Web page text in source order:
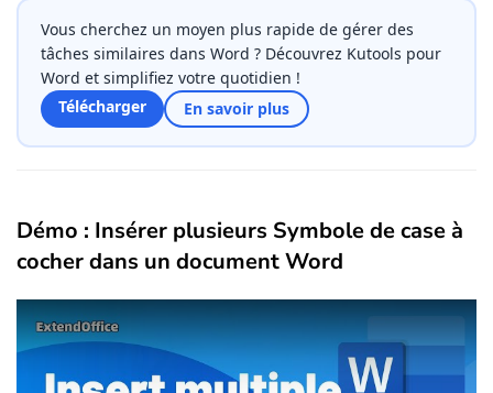
Vous cherchez un moyen plus rapide de gérer des
tâches similaires dans Word ? Découvrez Kutools pour
Word et simplifiez votre quotidien !
Télécharger
En savoir plus
Démo : Insérer plusieurs Symbole de case à
cocher dans un document Word